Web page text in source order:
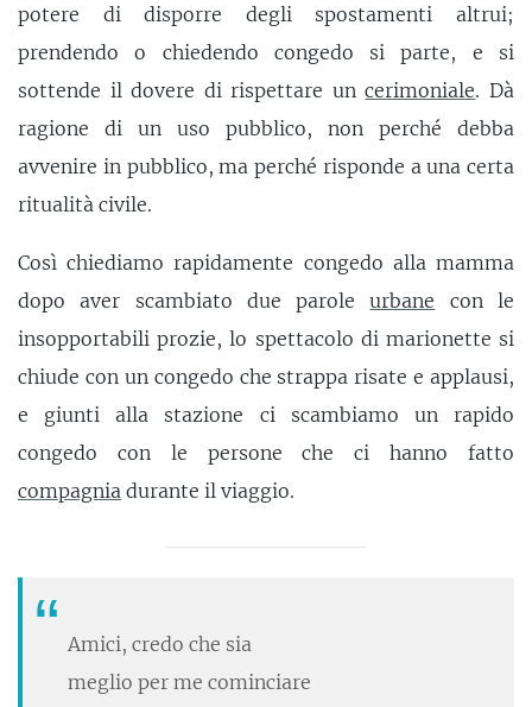
potere di disporre degli spostamenti altrui;
prendendo o chiedendo congedo si parte, e si
sottende il dovere di rispettare uncerimoniale. Dà
ragione di un uso pubblico, non perché debba
avvenire in pubblico, ma perché risponde a una certa
ritualità civile.
Così chiediamo rapidamente congedo alla mamma
dopo aver scambiato due paroleurbane con le
insopportabili prozie, lo spettacolo di marionette si
chiude con un congedo che strappa risate e applausi,
e giunti alla stazione ci scambiamo un rapido
congedo con le persone che ci hanno fatto
compagnia durante il viaggio.
Amici, credo che sia
meglio per me cominciare